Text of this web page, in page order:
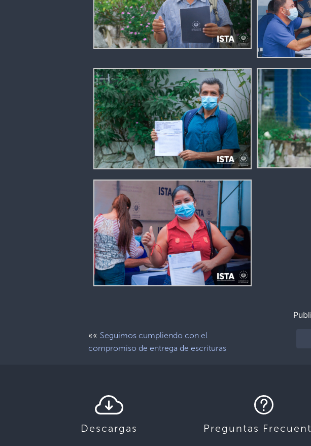
«« Seguimos cumpliendo con el
compromiso de entrega de escrituras
Descargas Preguntas